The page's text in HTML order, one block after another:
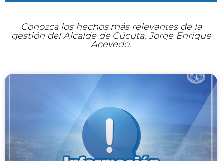
Conozca los hechos más relevantes de la
gestión del Alcalde de Cúcuta, Jorge Enrique
Acevedo.